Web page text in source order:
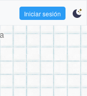
Iniciar sesión